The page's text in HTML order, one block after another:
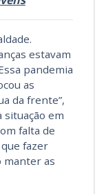
estavam
pandemia
as
da frente”,
situação em
falta de
fazer
manter as